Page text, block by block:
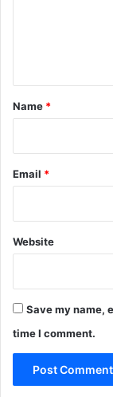
*
Name *
Email *
Website
Save my name,
time I comment.